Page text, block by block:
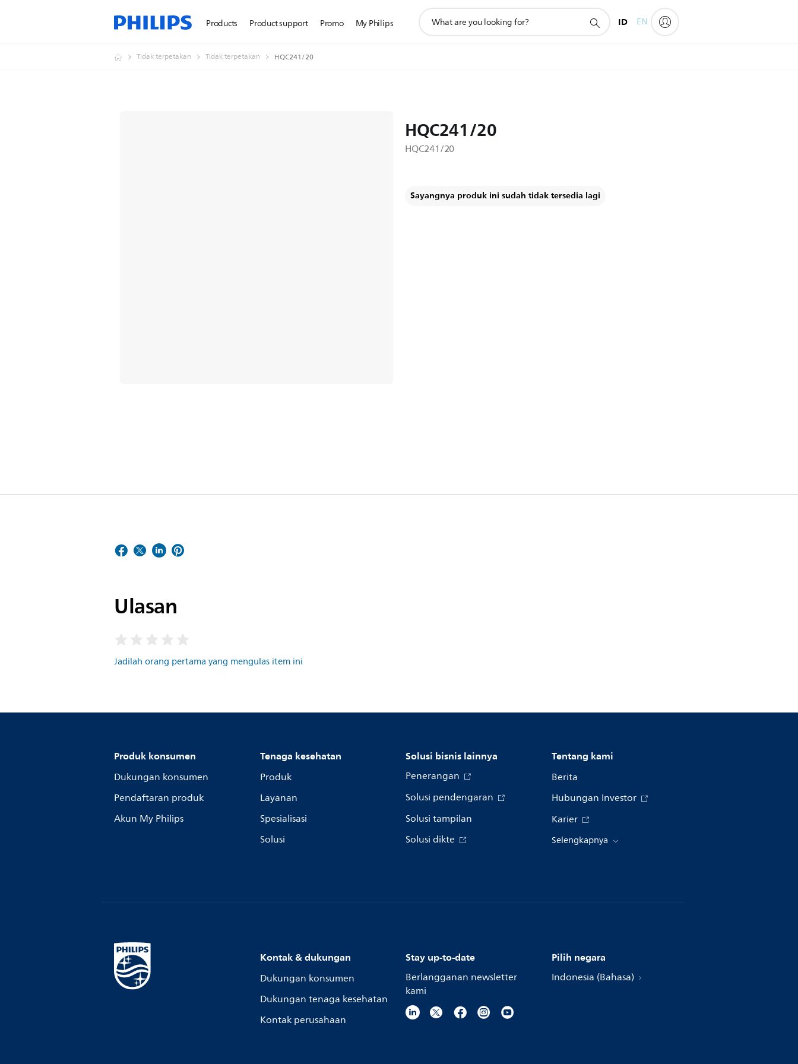
Products Product support Promo My Philips
pencarian
ID EN
Tidak terpetakan Tidak terpetakan HQC241/20
HQC241/20
HQC241/20
Sayangnya produk ini sudah tidak tersedia lagi
Ulasan
Jadilah orang pertama yang mengulas item ini
Produk konsumen
Dukungan konsumen
Pendaftaran produk
Akun My Philips
Tenaga kesehatan
Produk
Layanan
Spesialisasi
Solusi
Solusi bisnis lainnya
Penerangan
Solusi pendengaran
Solusi tampilan
Solusi dikte
Tentang kami
Berita
Hubungan Investor
Karier
Selengkapnya
Kontak & dukungan
Dukungan konsumen
Dukungan tenaga kesehatan
Kontak perusahaan
Stay up-to-date
Berlangganan newsletter
kami
Pilih negara
Indonesia (Bahasa)